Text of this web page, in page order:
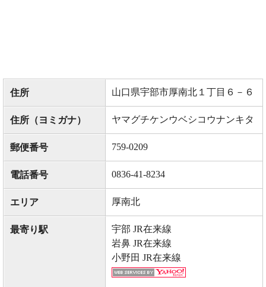
住所 山口県宇部市厚南北１丁目６－６
住所（ヨミガナ） ヤマグチケンウベシコウナンキタ
郵便番号 759-0209
電話番号 0836-41-8234
エリア 厚南北
最寄り駅
宇部 JR在来線
岩鼻 JR在来線
小野田 JR在来線